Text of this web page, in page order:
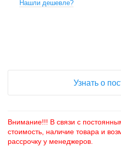
Нашли дешевле?
Узнать о
Внимание!!! В связи с
стоимость, наличие товара и
рассрочку у менеджеров.